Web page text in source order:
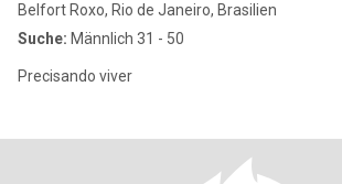
Belfort Roxo, Rio de Janeiro, Brasilien
Suche: Männlich 31 - 50
Precisando viver